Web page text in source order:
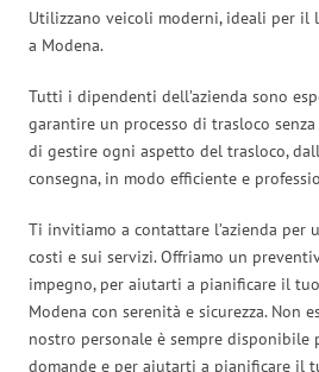
Utilizzano veicoli moderni, ideali per il
a Modena.
Tutti i dipendenti dell’azienda sono
garantire un processo di trasloco
di gestire ogni aspetto del trasloco,
consegna, in modo efficiente e
Ti invitiamo a contattare l’azienda per
costi e sui servizi. Offriamo un
impegno, per aiutarti a pianificare il
Modena con serenità e sicurezza. Non
nostro personale è sempre disponibile
domande e per aiutarti a pianificare il